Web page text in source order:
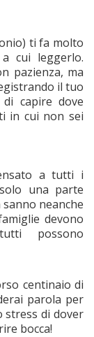
ti fa molto
cui leggerlo.
pazienza, ma
il tuo
capire dove
in cui non sei
a tutti i
una parte
neanche
devono
possono
centinaio di
parola per
stress di dover
bocca!